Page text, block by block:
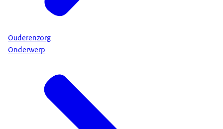
Ouderenzorg
Onderwerp